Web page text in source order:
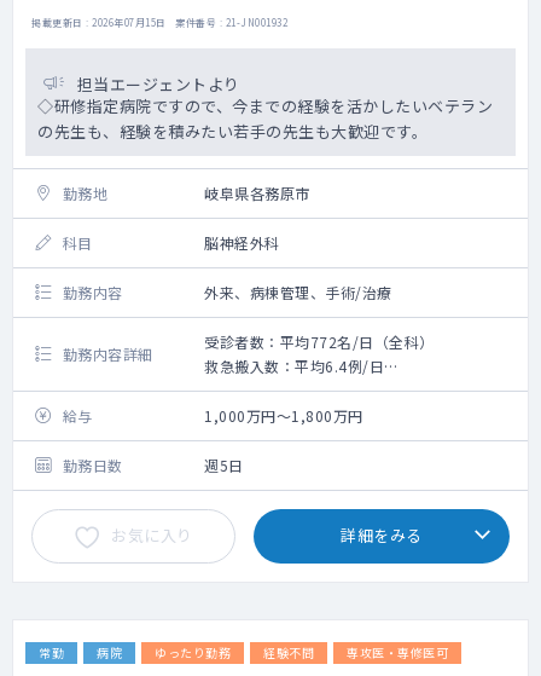
掲載更新日 : 2026年07月15日 案件番号 : 21-JN001932
担当エージェントより
◇研修指定病院ですので、今までの経験を活かしたいベテラン
の先生も、経験を積みたい若手の先生も大歓迎です。
勤務地 岐阜県各務原市
科目 脳神経外科
勤務内容 外来、病棟管理、手術/治療
勤務内容詳細
受診者数：平均772名/日（全科）
救急搬入数：平均6.4例/日
手術数:平均46件/月
給与
1,000万円～1,800万円
勤務日数 週5日
お気に入り 詳細をみる
常勤 病院 ゆったり勤務 経験不問 専攻医・専修医可